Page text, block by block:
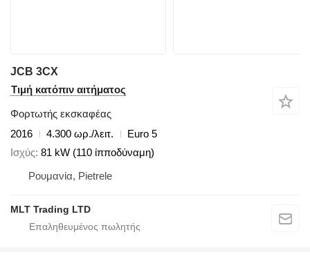
JCB 3CX
Τιμή κατόπιν αιτήματος
Φορτωτής εκσκαφέας
2016
4.300 ωρ./λειτ.
Euro 5
Ισχύς 81 kW (110 ίπποδύναμη)
Ρουμανία, Pietrele
MLT Trading LTD